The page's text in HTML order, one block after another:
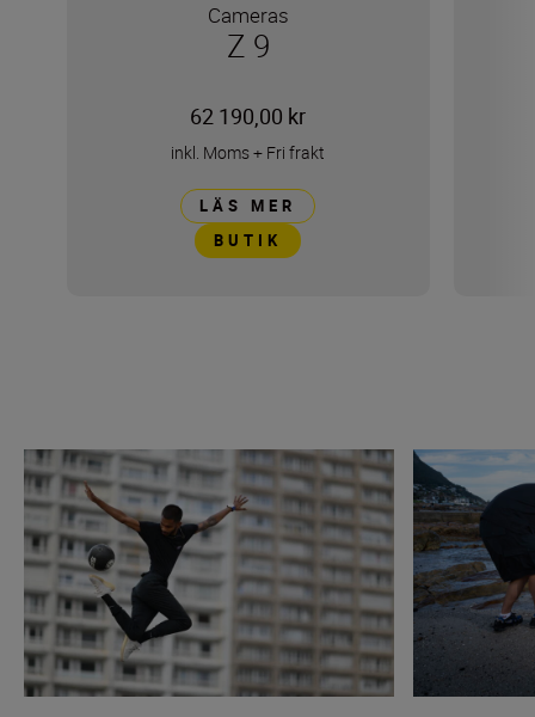
Cameras
Z 9
62 190,00 kr
inkl. Moms+ Fri frakt
LÄS MER
BUTIK